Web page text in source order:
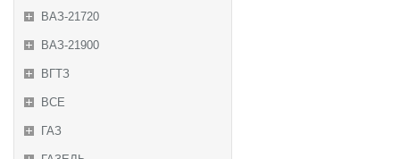
ВАЗ-21720
ВАЗ-21900
ВГТЗ
ВСЕ
ГАЗ